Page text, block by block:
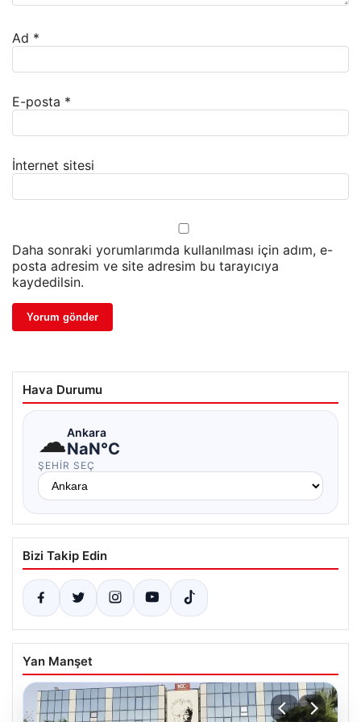
Ad *
E-posta *
İnternet sitesi
Daha sonraki yorumlarımda kullanılması için adım, e-
posta adresim ve site adresim bu tarayıcıya
kaydedilsin.
Hava Durumu
☁Ankara
NaN°C
ŞEHIR SEÇ
Bizi Takip Edin
Yan Manşet